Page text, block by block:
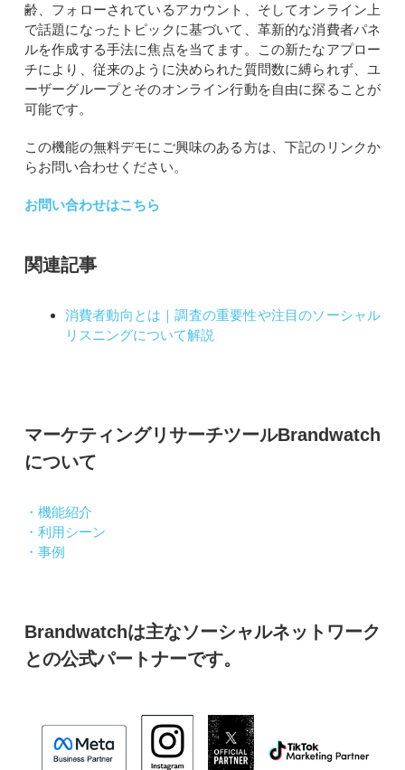
齢、フォローされているアカウント、そしてオンライン上
で話題になったトピックに基づいて、革新的な消費者パネ
ルを作成する手法に焦点を当てます。この新たなアプロー
チにより、従来のように決められた質問数に縛られず、ユ
ーザーグループとそのオンライン行動を自由に探ることが
可能です。
この機能の無料デモにご興味のある方は、下記のリンクか
らお問い合わせください。
お問い合わせはこちら
関連記事
消費者動向とは｜調査の重要性や注目のソーシャル
リスニングについて解説
マーケティングリサーチツールBrandwatch
について
・機能紹介
・利用シーン
・事例
Brandwatchは主なソーシャルネットワーク
との公式パートナーです。